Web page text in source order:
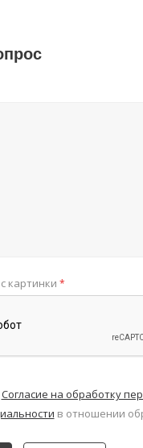
картинки *
Согласие на обработку
в отношении